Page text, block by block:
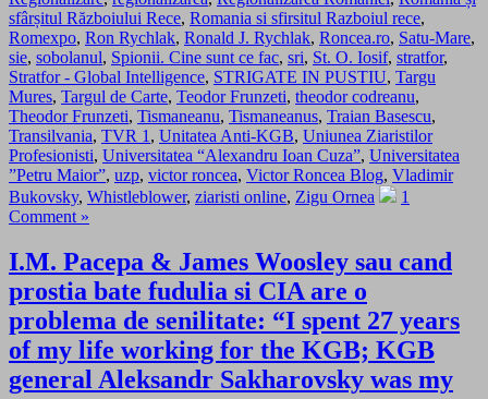
sfârșitul Războiului Rece, Romania si sfirsitul Razboiul rece,
Romexpo, Ron Rychlak, Ronald J. Rychlak, Roncea.ro, Satu-Mare,
sie, sobolanul, Spionii. Cine sunt ce fac, sri, St. O. Iosif, stratfor,
Stratfor - Global Intelligence, STRIGATE IN PUSTIU, Targu
Mures, Targul de Carte, Teodor Frunzeti, theodor codreanu,
Theodor Frunzeti, Tismaneanu, Tismaneanus, Traian Basescu,
Transilvania, TVR 1 , Unitatea Anti-KGB, Uniunea Ziaristilor
Profesionisti, Universitatea “Alexandru Ioan Cuza”, Universitatea
”Petru Maior”, uzp, victor roncea, Victor Roncea Blog, Vladimir
Bukovsky, Whistleblower, ziaristi online, Zigu Ornea
1
Comment »
I.M. Pacepa & James Woosley sau cand
prostia bate fudulia si CIA are o
problema de senilitate: “I spent 27 years
of my life working for the KGB; KGB
general Aleksandr Sakharovsky was my